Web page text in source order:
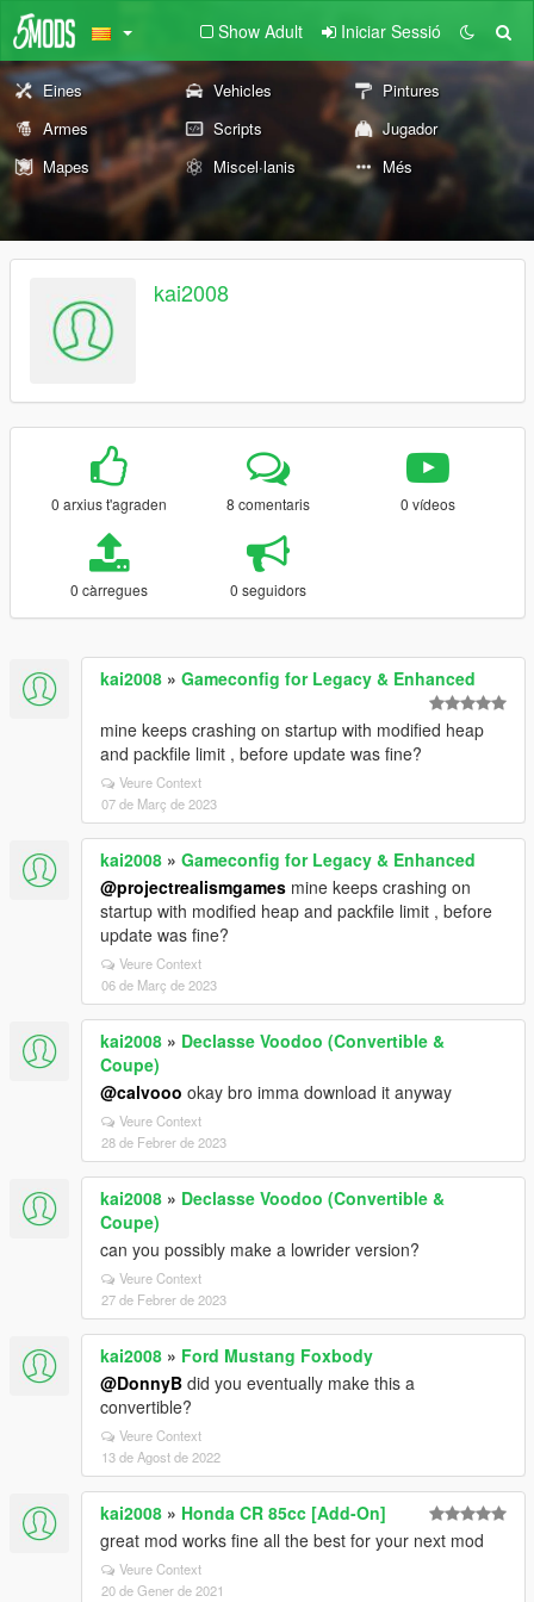
Show Adult Iniciar Sessió
Eines Vehicles
Pintures
Armes
Scripts
Jugador
Mapes
Miscel·lanis Més
kai2008
0 arxius t'agraden 8 comentaris 0 vídeos
0 càrregues 0 seguidors
kai2008 » Gameconfig for Legacy & Enhanced
mine keeps crashing on startup with modified heap
and packfile limit , before update was fine?
Veure Context
07 de Març de 2023
kai2008 » Gameconfig for Legacy & Enhanced
@projectrealismgames mine keeps crashing on
startup with modified heap and packfile limit , before
update was fine?
Veure Context
06 de Març de 2023
kai2008 » Declasse Voodoo (Convertible &
Coupe)
@calvooo okay bro imma download it anyway
Veure Context
28 de Febrer de 2023
kai2008 » Declasse Voodoo (Convertible &
Coupe)
can you possibly make a lowrider version?
Veure Context
27 de Febrer de 2023
kai2008 » Ford Mustang Foxbody
@DonnyB did you eventually make this a
convertible?
Veure Context
13 de Agost de 2022
kai2008 » Honda CR 85cc [Add-On]
great mod works fine all the best for your next mod
Veure Context
20 de Gener de 2021